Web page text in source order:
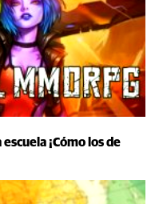
¡Cómo los de